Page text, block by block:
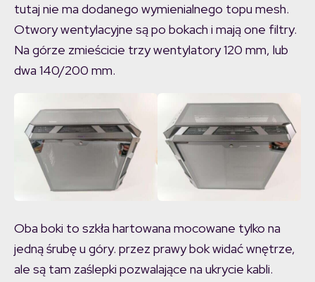
tutaj nie ma dodanego wymienialnego topu mesh.
Otwory wentylacyjne są po bokach i mają one filtry.
Na górze zmieścicie trzy wentylatory 120 mm, lub
dwa 140/200 mm.
Oba boki to szkła hartowana mocowane tylko na
jedną śrubę u góry. przez prawy bok widać wnętrze,
ale są tam zaślepki pozwalające na ukrycie kabli.